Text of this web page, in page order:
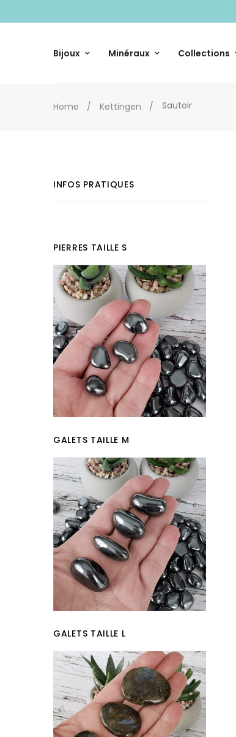
Bijoux Minéraux Collections
Home Kettingen Sautoir
INFOS PRATIQUES
PIERRES TAILLE S
GALETS TAILLE M
GALETS TAILLE L